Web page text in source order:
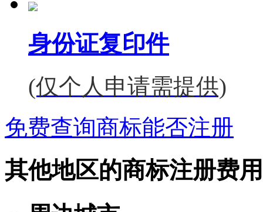
身份证复印件
(仅个人申请需提供)
免费查询商标能否注册
其他地区的商标注册费用